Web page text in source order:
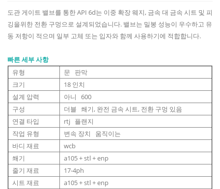
도관 게이트 밸브를 통한 API 6d는 이중 확장 웨지, 금속 대 금속 시트 및 피
깅을위한 전환 구멍으로 설계되었습니다. 밸브는 밀봉 성능이 우수하고 유
동 저항이 적으며 일부 고체 또는 입자와 함께 사용하기에 적합합니다.
빠른 세부 사항
유형
문 판막
크기
18 인치
설계 압력
아니 600
구성
더블 쐐기, 완전 금속 시트, 전환 구멍 있음
연결 타입
rtj 플랜지
작업 유형
변속 장치 움직이는
바디 재료
wcb
쐐기
a105 + stl + enp
줄기 재료
17-4ph
시트 재료
a105 + stl + enp